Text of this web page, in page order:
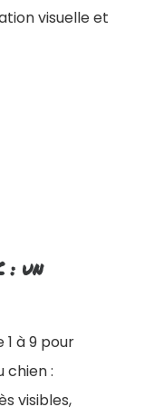
visuelle et
: un
1 à 9 pour
chien :
visibles,